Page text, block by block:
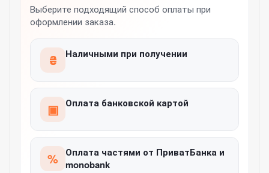
Выберите подходящий способ оплаты при
оформлении заказа.
₴ Наличными при получении
▣ Оплата банковской картой
% Оплата частями от ПриватБанка и
monobank